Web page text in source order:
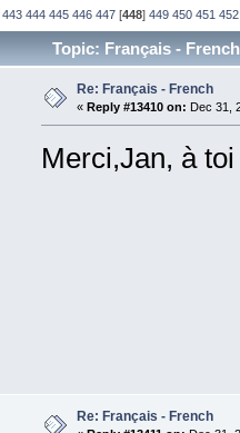
443 444 445 446 447 [448]449 450 451 452
Topic: Français -
Re: Français - French
« Reply #13410 on: Dec 31,
Merci,Jan, à
Re: Français - French